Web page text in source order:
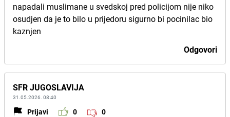
napadali muslimane u svedskoj pred policijom nije niko
osudjen da je to bilo u prijedoru sigurno bi pocinilac bio
kaznjen
Odgovori
SFR JUGOSLAVIJA
31.05.2026. 08:40
Prijavi 0 0